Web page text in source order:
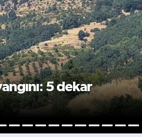
5 dekar